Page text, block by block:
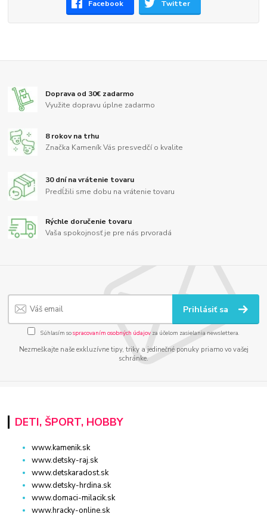
Facebook Twitter
Doprava od 30€ zadarmo
Využite dopravu úplne zadarmo
8 rokov na trhu
Značka Kameník Vás presvedčí o kvalite
30 dní na vrátenie tovaru
Predĺžili sme dobu na vrátenie tovaru
Rýchle doručenie tovaru
Vaša spokojnosť je pre nás prvoradá
Prihlásiť sa
Súhlasím sospracovaním osobných údajov za účelom zasielania newslettera.
Nezmeškajte naše exkluzívne tipy, triky a jedinečné ponuky priamo vo vašej
schránke.
DETI, ŠPORT, HOBBY
www.kamenik.sk
www.detsky-raj.sk
www.detskaradost.sk
www.detsky-hrdina.sk
www.domaci-milacik.sk
www.hracky-online.sk